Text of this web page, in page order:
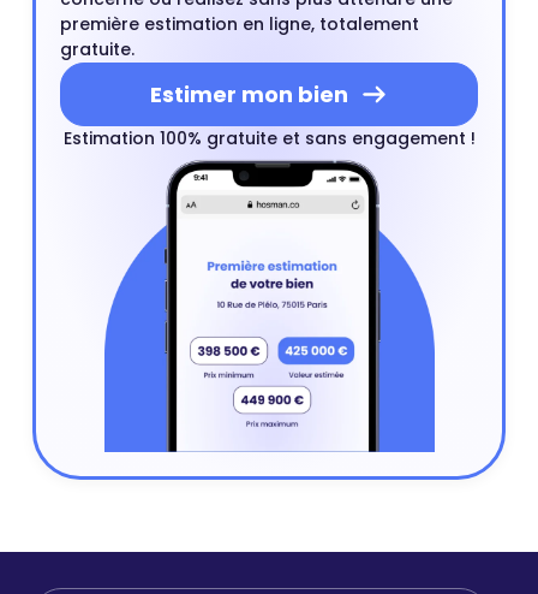
première estimation en ligne, totalement
gratuite.
Estimer mon bien
Estimation 100% gratuite et sans engagement !